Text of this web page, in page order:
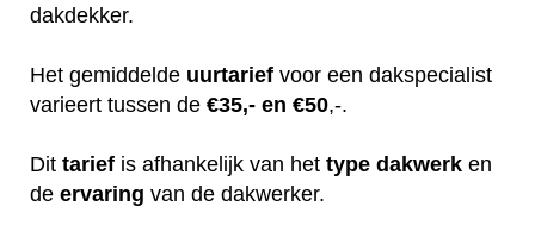
dakdekker.
Het gemiddelde uurtarief voor een dakspecialist
varieert tussen de €35,- en €50,-.
Dit tarief is afhankelijk van het type dakwerk en
de ervaring van de dakwerker.